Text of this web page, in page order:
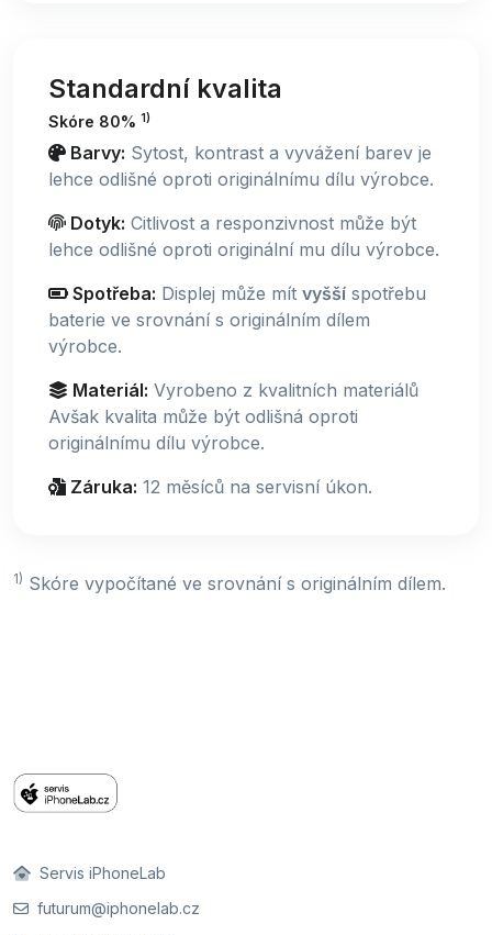
Standardní kvalita
Skóre 80% 1)
Barvy: Sytost, kontrast a vyvážení barev je
lehce odlišné oproti originálnímu dílu výrobce.
Dotyk: Citlivost a responzivnost může být
lehce odlišné oproti originální mu dílu výrobce.
Spotřeba: Displej může mít vyšší spotřebu
baterie ve srovnání s originálním dílem
výrobce.
Materiál: Vyrobeno z kvalitních materiálů
Avšak kvalita může být odlišná oproti
originálnímu dílu výrobce.
Záruka: 12 měsíců na servisní úkon.
1) Skóre vypočítané ve srovnání s originálním dílem.
Servis iPhoneLab
futurum@iphonelab.cz